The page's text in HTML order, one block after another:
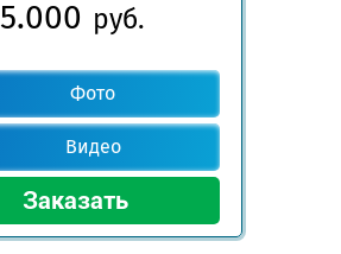
5.000 руб.
Фото
Видео